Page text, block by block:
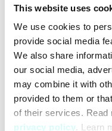
This website uses
We use cookies to
provide social media
We also share
our social media,
may combine it with
provided to them or
of their services. Read
privacy policy. Learn
Andra färger för den här
Rengöring